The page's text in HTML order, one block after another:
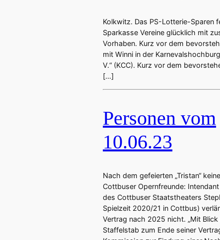
Kolkwitz. Das PS-Lotterie-Sparen
Sparkasse Vereine glücklich mit
Vorhaben. Kurz vor dem
mit Winni in der
V.“ (KCC). Kurz vor dem
[…]
Personen vom
10.06.23
Nach dem gefeierten „Tristan“
Cottbuser Opernfreunde:
des Cottbuser Staatstheaters
Spielzeit 2020/21 in Cottbus)
Vertrag nach 2025 nicht. „Mit
Staffelstab zum Ende seiner